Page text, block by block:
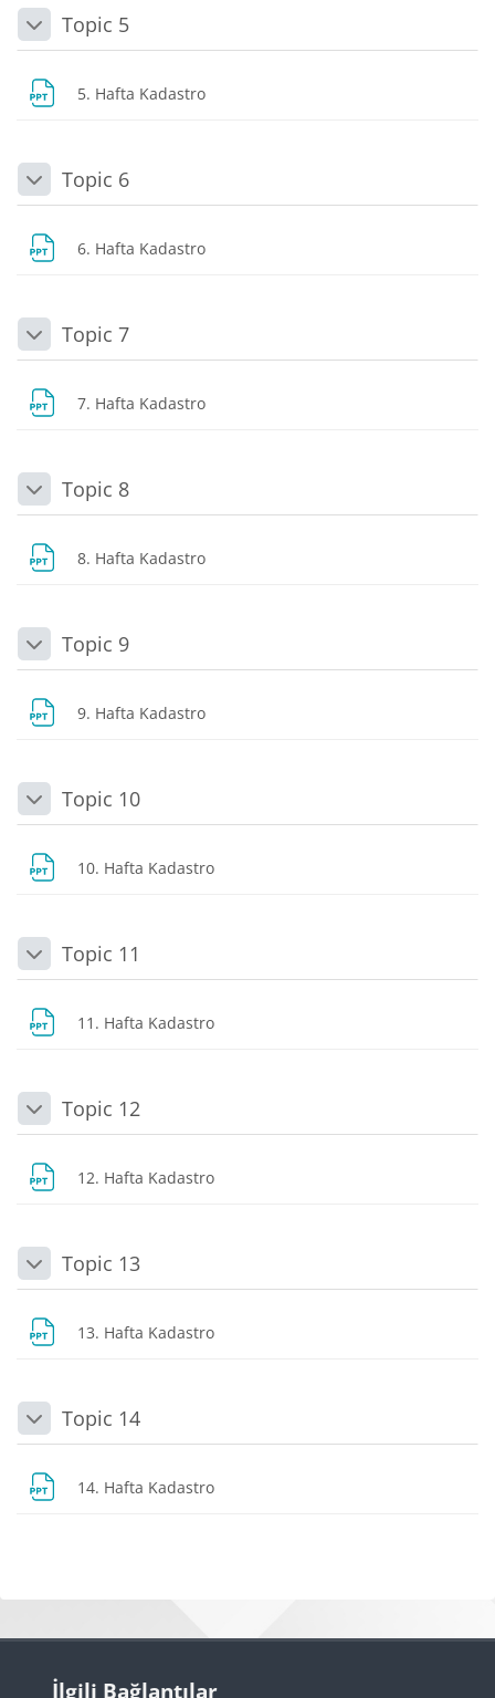
DaraltTopic 5
5. Hafta Kadastro
DaraltTopic 6
6. Hafta Kadastro
DaraltTopic 7
7. Hafta Kadastro
DaraltTopic 8
8. Hafta Kadastro
DaraltTopic 9
9. Hafta Kadastro
DaraltTopic 10
10. Hafta Kadastro
DaraltTopic 11
11. Hafta Kadastro
DaraltTopic 12
12. Hafta Kadastro
DaraltTopic 13
13. Hafta Kadastro
DaraltTopic 14
14. Hafta Kadastro
Bloklar
İlgili Bağlantılar